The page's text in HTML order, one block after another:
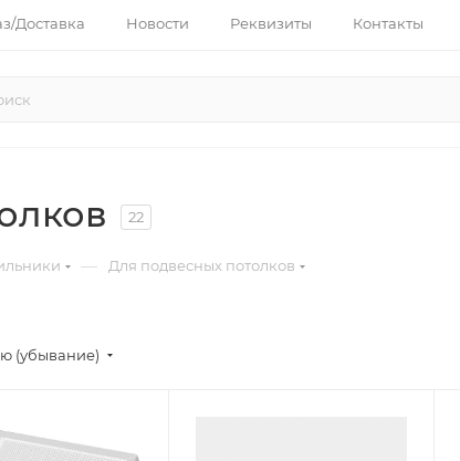
Доставка Новости Реквизиты Контакты
22
— Для подвесных потолков
(убывание)